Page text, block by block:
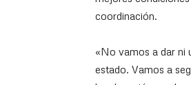
coordinación.
«No vamos a dar ni
estado. Vamos a